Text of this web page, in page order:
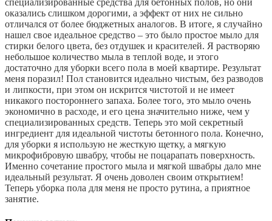
оказались слишком дорогими, а эффект от них не сильно
отличался от более бюджетных аналогов. В итоге, я случайно
нашел свое идеальное средство – это было простое мыло для
стирки белого цвета, без отдушек и красителей. Я растворяю
небольшое количество мыла в теплой воде, и этого
достаточно для уборки всего пола в моей квартире. Результат
меня поразил! Пол становится идеально чистым, без разводов
и липкости, при этом он искрится чистотой и не имеет
никакого постороннего запаха. Более того, это мыло очень
экономично в расходе, и его цена значительно ниже, чем у
специализированных средств. Теперь это мой секретный
ингредиент для идеальной чистоты бетонного пола. Конечно,
для уборки я использую не жесткую щетку, а мягкую
микрофибровую швабру, чтобы не поцарапать поверхность.
Именно сочетание простого мыла и мягкой швабры дало мне
идеальный результат. Я очень доволен своим открытием!
Теперь уборка пола для меня не просто рутина, а приятное
занятие.